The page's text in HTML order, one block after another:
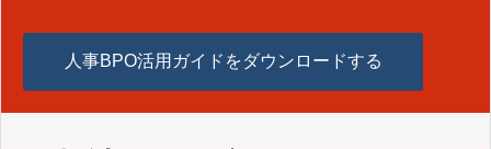
人事BPO活用ガイドをダウンロードする